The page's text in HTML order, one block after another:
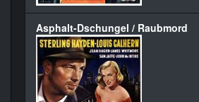
Asphalt-Dschungel / Raubmord